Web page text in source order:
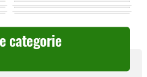
categorie